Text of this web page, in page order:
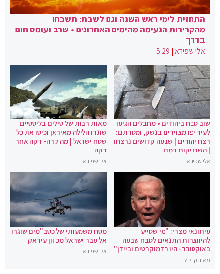
התחזית לימי ראש השנה וגם לשבת: תשכחו
מהקרירות הנעימה מהימים האחרונים • שרב ועומס חום
בדרך
אלי שפירא|
5:29
שוב טבח ביהודים • מחבלים הגיעו
לעיר יפו מצוידים בנשק, ומטרתם:
רצח יהודים | שבעה קדושים נרצחו
| השם יקום דמם
אלי שפירא
מאות רבות של טילים בליסטיים
שוגרו הלילה מאיראן וכיסו את כל
שטח ישראל | מה קרה- דקה אחר
דקה
אלי שפירא
עיתונאי מצרי: "מי שסייע
להיווצרות התנאים לטבח שבעה
באוקטובר- היו הדמוקרטים וביידן"
מאיר קרליץ
מטח משמעותי של כטב"מים שוגרו
אל עבר ישראל מכיוון עיראק
אלי שפירא